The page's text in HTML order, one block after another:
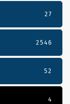
27
2546
52
4